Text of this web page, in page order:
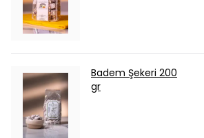
Badem Şekeri 200
gr